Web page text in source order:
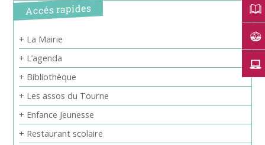
Accés rapides
+ La Mairie
+ L’agenda
+ Bibliothèque
+ Les assos du Tourne
+ Enfance Jeunesse
+ Restaurant scolaire